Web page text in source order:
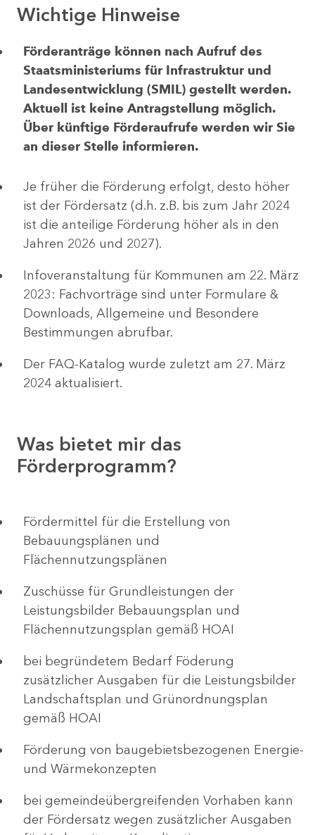
Wichtige Hinweise
Förderanträge können nach Aufruf des
Staatsministeriums für Infrastruktur und
Landesentwicklung (SMIL) gestellt werden.
Aktuell ist keine Antragstellung möglich.
Über künftige Förderaufrufe werden wir Sie
an dieser Stelle informieren.
Je früher die Förderung erfolgt, desto höher
ist der Fördersatz (d.h. z.B. bis zum Jahr 2024
ist die anteilige Förderung höher als in den
Jahren 2026 und 2027).
Infoveranstaltung für Kommunen am 22. März
2023: Fachvorträge sind unter Formulare &
Downloads, Allgemeine und Besondere
Bestimmungen abrufbar.
Der FAQ-Katalog wurde zuletzt am 27. März
2024 aktualisiert.
Was bietet mir das
Förderprogramm?
Fördermittel für die Erstellung von
Bebauungsplänen und
Flächennutzungsplänen
Zuschüsse für Grundleistungen der
Leistungsbilder Bebauungsplan und
Flächennutzungsplan gemäß HOAI
bei begründetem Bedarf Föderung
zusätzlicher Ausgaben für die Leistungsbilder
Landschaftsplan und Grünordnungsplan
gemäß HOAI
Förderung von baugebietsbezogenen Energie-
und Wärmekonzepten
bei gemeindeübergreifenden Vorhaben kann
der Fördersatz wegen zusätzlicher Ausgaben